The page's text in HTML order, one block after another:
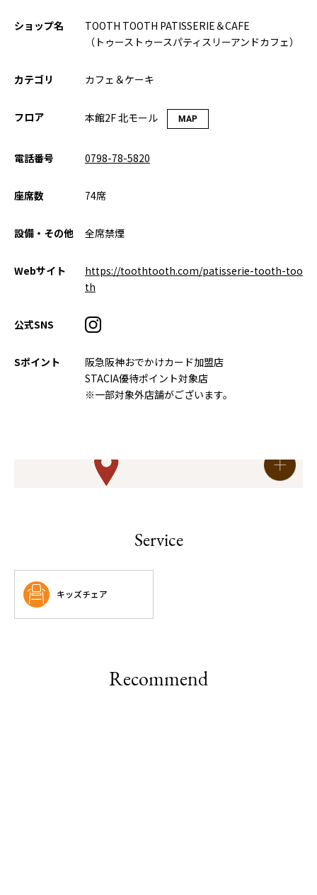
ショップ名
TOOTH TOOTH PATISSERIE＆CAFE
（トゥーストゥースパティスリーアンドカフェ）
カテゴリ カフェ＆ケーキ
フロア 本館2F 北モール MAP
電話番号 0798-78-5820
座席数 74席
設備・その他 全席禁煙
Webサイト
https://toothtooth.com/patisserie-tooth-too
th
公式SNS
Sポイント
阪急阪神おでかけカード加盟店
STACIA優待ポイント対象店
※一部対象外店舗がございます。
Service
キッズチェア
Recommend